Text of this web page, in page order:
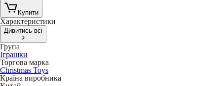
Купити
Характеристики
Дивитись всі
Група
Іграшки
Торгова марка
Christmas Toys
Країна виробника